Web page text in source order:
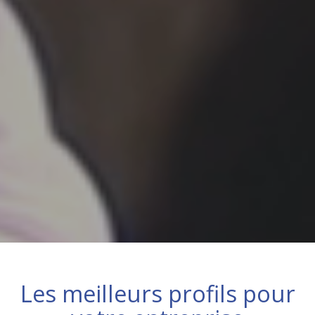
Les meilleurs profils pour